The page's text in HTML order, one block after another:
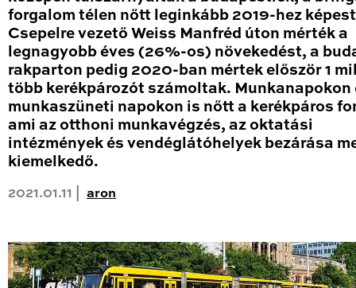
forgalom télen nőtt leginkább 2019-hez
Csepelre vezető Weiss Manfréd úton mérték a
legnagyobb éves (26%-os) növekedést, a
rakparton pedig 2020-ban mértek először 1
több kerékpározót számoltak. Munkanapokon
munkaszüneti napokon is nőtt a kerékpáros
ami az otthoni munkavégzés, az oktatási
intézmények és vendéglátóhelyek bezárása
kiemelkedő.
2021.01.11 | aron